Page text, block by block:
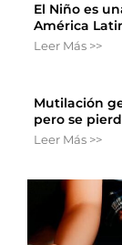
El Niño es
América
Leer Más >>
Mutilación
pero se
Leer Más >>